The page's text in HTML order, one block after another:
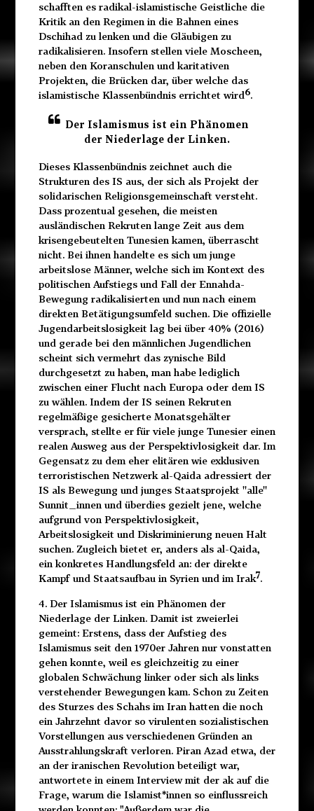
schafften es radikal-islamistische Geistliche die
Kritik an den Regimen in die Bahnen eines
Dschihad zu lenken und die Gläubigen zu
radikalisieren. Insofern stellen viele Moscheen,
neben den Koranschulen und karitativen
Projekten, die Brücken dar, über welche das
islamistische Klassenbündnis errichtet wird6.
Der Islamismus ist ein Phänomen
der Niederlage der Linken.
Dieses Klassenbündnis zeichnet auch die
Strukturen des IS aus, der sich als Projekt der
solidarischen Religionsgemeinschaft versteht.
Dass prozentual gesehen, die meisten
ausländischen Rekruten lange Zeit aus dem
krisengebeutelten Tunesien kamen, überrascht
nicht. Bei ihnen handelte es sich um junge
arbeitslose Männer, welche sich im Kontext des
politischen Aufstiegs und Fall der Ennahda-
Bewegung radikalisierten und nun nach einem
direkten Betätigungsumfeld suchen. Die offizielle
Jugendarbeitslosigkeit lag bei über 40% (2016)
und gerade bei den männlichen Jugendlichen
scheint sich vermehrt das zynische Bild
durchgesetzt zu haben, man habe lediglich
zwischen einer Flucht nach Europa oder dem IS
zu wählen. Indem der IS seinen Rekruten
regelmäßige gesicherte Monatsgehälter
versprach, stellte er für viele junge Tunesier einen
realen Ausweg aus der Perspektivlosigkeit dar. Im
Gegensatz zu dem eher elitären wie exklusiven
terroristischen Netzwerk al-Qaida adressiert der
IS als Bewegung und junges Staatsprojekt ''alle''
Sunnit_innen und überdies gezielt jene, welche
aufgrund von Perspektivlosigkeit,
Arbeitslosigkeit und Diskriminierung neuen Halt
suchen. Zugleich bietet er, anders als al-Qaida,
ein konkretes Handlungsfeld an: der direkte
Kampf und Staatsaufbau in Syrien und im Irak7.
4. Der Islamismus ist ein Phänomen der
Niederlage der Linken. Damit ist zweierlei
gemeint: Erstens, dass der Aufstieg des
Islamismus seit den 1970er Jahren nur vonstatten
gehen konnte, weil es gleichzeitig zu einer
globalen Schwächung linker oder sich als links
verstehender Bewegungen kam. Schon zu Zeiten
des Sturzes des Schahs im Iran hatten die noch
ein Jahrzehnt davor so virulenten sozialistischen
Vorstellungen aus verschiedenen Gründen an
Ausstrahlungskraft verloren. Piran Azad etwa, der
an der iranischen Revolution beteiligt war,
antwortete in einem Interview mit der ak auf die
Frage, warum die Islamist*innen so einflussreich